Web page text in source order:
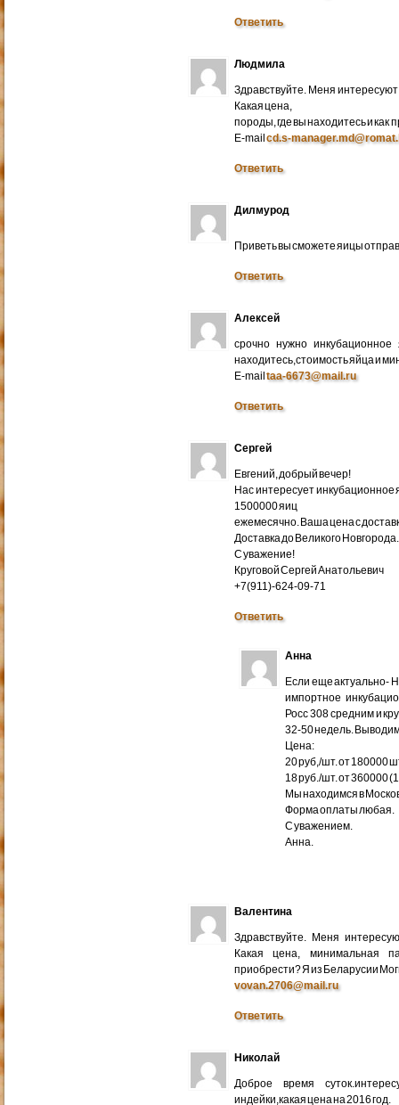
Ответить
Людмила
Здравствуйте. Меня
Какая цена,
породы, где вы находитесь и как
E-mailcd.s-
Ответить
Дилмурод
Приветь вы сможете яицы
Ответить
Алексей
срочно нужно
находитесь,стоимость яйца и
E-mailtaa-6673@mail.ru
Ответить
Сергей
Евгений, добрый вечер!
Нас интересует инкубационное
1500000 яиц
ежемесячно. Ваша цена с
Доставка до Великого Новгорода.
С уважение!
Круговой Сергей Анатольевич
+7(911)-624-09-71
Ответить
Анна
Если еще актуально-
импортное
Росс 308 средним и
32-50 недель.
Цена:
20 руб,/шт. от 180000
18 руб./шт. от 360000
Мы находимся в
Форма оплаты любая.
С уважением.
Анна.
Валентина
Здравствуйте. Меня
Какая цена, минимальная
приобрести? Я из Беларусии
vovan.2706@mail.ru
Ответить
Николай
Доброе время
индейки,какая цена на 2016 год.